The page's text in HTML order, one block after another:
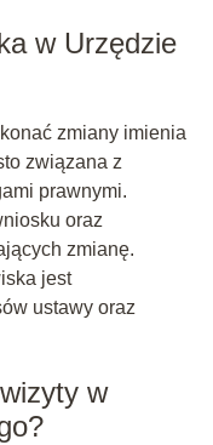
w Urzędzie
zmiany imienia
związana z
prawnymi.
oraz
zmianę.
jest
ustawy oraz
w